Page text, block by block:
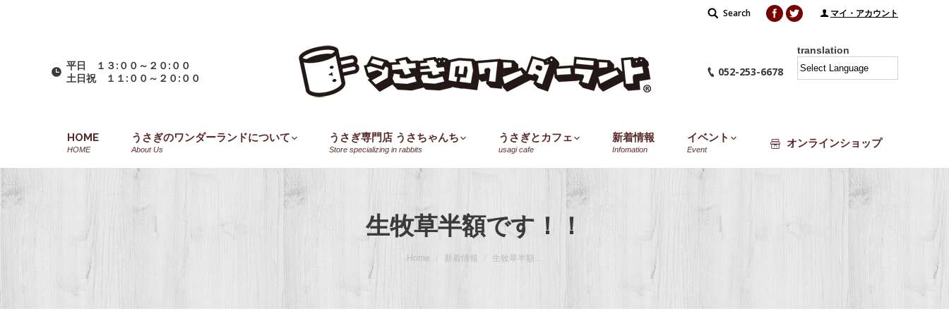
Search:
Search Facebook
Twitter マイ・アカウント
平日 １３:００～２０:００
土日祝 １１:００～２０:００
052-253-6678
translation
HOME
HOME
うさぎのワンダーランドについて
About Us
うさぎ専門店 うさちゃんち
Store specializing in rabbits
うさぎとカフェ
usagi cafe
新着情報
Infomation
イベント
Event
オンラインショップ
生牧草半額です！！
Home 新着情報 生牧草半額…